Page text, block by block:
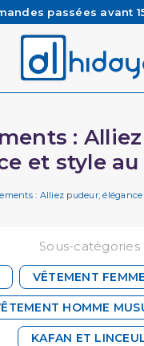
passées avant
et expédiées
d'aide ? Retrouvez
offerte à partir de
:
et style
: Alliez pudeur,
Sous-catégories
VÊTEMENT
HOMME
KAFAN ET